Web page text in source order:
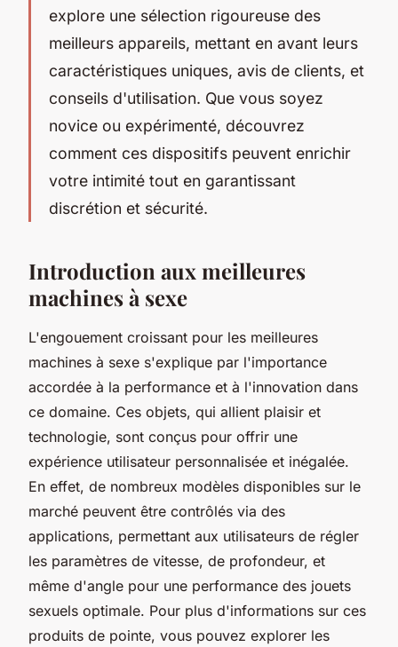
explore une sélection rigoureuse des
meilleurs appareils, mettant en avant leurs
caractéristiques uniques, avis de clients, et
conseils d'utilisation. Que vous soyez
novice ou expérimenté, découvrez
comment ces dispositifs peuvent enrichir
votre intimité tout en garantissant
discrétion et sécurité.
Introduction aux meilleures
machines à sexe
L'engouement croissant pour les meilleures
machines à sexe s'explique par l'importance
accordée à la performance et à l'innovation dans
ce domaine. Ces objets, qui allient plaisir et
technologie, sont conçus pour offrir une
expérience utilisateur personnalisée et inégalée.
En effet, de nombreux modèles disponibles sur le
marché peuvent être contrôlés via des
applications, permettant aux utilisateurs de régler
les paramètres de vitesse, de profondeur, et
même d'angle pour une performance des jouets
sexuels optimale. Pour plus d'informations sur ces
produits de pointe, vous pouvez explorer les